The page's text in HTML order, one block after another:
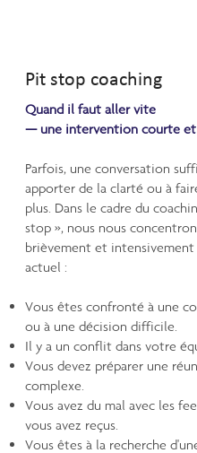
Pit stop coaching
Quand il faut aller vite
— une intervention courte et
Parfois, une conversation
apporter de la clarté ou à
plus. Dans le cadre du
stop », nous nous
brièvement et intensivement
actuel :
Vous êtes confronté à une
ou à une décision difficile.
Il y a un conflit dans votre
Vous devez préparer une
complexe.
Vous avez du mal avec les
vous avez reçus.
Vous êtes à la recherche